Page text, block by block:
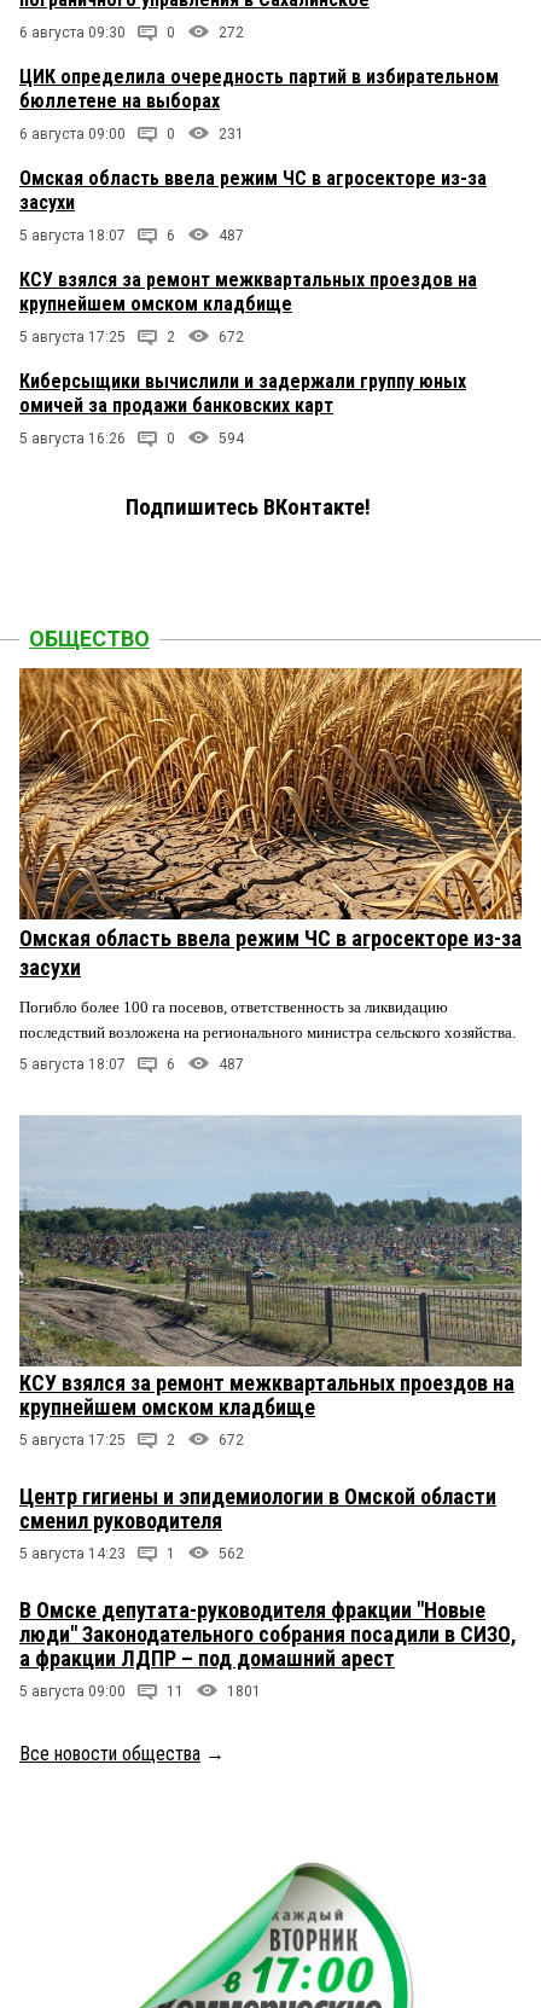
6 августа 09:30 0 272
ЦИК определила очередность партий в избирательном
бюллетене на выборах
6 августа 09:00 0 231
Омская область ввела режим ЧС в агросекторе из-за
засухи
5 августа 18:07 6 487
КСУ взялся за ремонт межквартальных проездов на
крупнейшем омском кладбище
5 августа 17:25 2 672
Киберсыщики вычислили и задержали группу юных
омичей за продажи банковских карт
5 августа 16:26 0 594
Подпишитесь ВКонтакте!
ОБЩЕСТВО
Омская область ввела режим ЧС в агросекторе из-за
засухи
Погибло более 100 га посевов, ответственность за ликвидацию
последствий возложена на регионального министра сельского хозяйства.
5 августа 18:07 6 487
КСУ взялся за ремонт межквартальных проездов на
крупнейшем омском кладбище
5 августа 17:25 2 672
Центр гигиены и эпидемиологии в Омской области
сменил руководителя
5 августа 14:23 1 562
В Омске депутата-руководителя фракции "Новые
люди" Законодательного собрания посадили в СИЗО,
а фракции ЛДПР – под домашний арест
5 августа 09:00 11 1801
Все новости общества →